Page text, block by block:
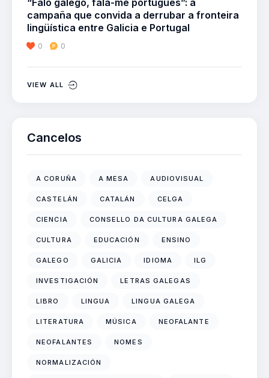
“Falo galego, fala-me português”: a
campaña que convida a derrubar a fronteira
lingüística entre Galicia e Portugal
0 0
VIEW ALL
Cancelos
A CORUÑA A MESA AUDIOVISUAL
CASTELÁN CATALÁN CELGA
CIENCIA CONSELLO DA CULTURA GALEGA
CULTURA EDUCACIÓN ENSINO
GALEGO GALICIA IDIOMA ILG
INVESTIGACIÓN LETRAS GALEGAS
LIBRO LINGUA LINGUA GALEGA
LITERATURA MÚSICA NEOFALANTE
NEOFALANTES NOMES
NORMALIZACIÓN